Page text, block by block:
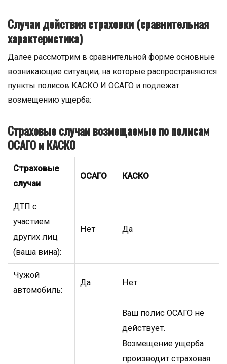
Случаи действия страховки (сравнительная
характеристика)
Далее рассмотрим в сравнительной форме основные
возникающие ситуации, на которые распространяются
пункты полисов КАСКО И ОСАГО и подлежат
возмещению ущерба:
Страховые случаи возмещаемые по полисам
ОСАГО и КАСКО
Страховые
случаи
ОСАГО КАСКО
ДТП с
участием
других лиц
(ваша вина):
Нет Да
Чужой
автомобиль:
Да Нет
Ваш полис ОСАГО не
действует.
Возмещение ущерба
производит страховая